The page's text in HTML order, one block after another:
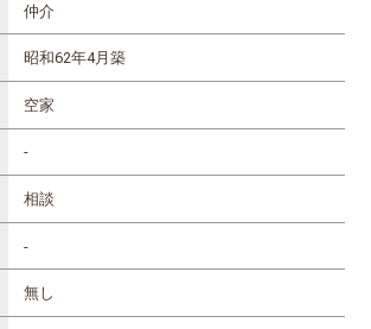
仲介
昭和62年4月築
空家
-
相談
-
無し